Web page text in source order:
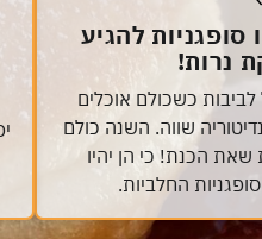
סופגניות להגיע
נרות!
כשכולם אוכלים
שווה. השנה כולם
שאת הכנת! כי הן יהיו
החלביות.